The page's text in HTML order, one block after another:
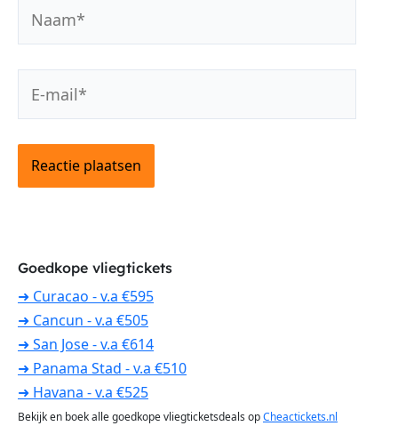
Goedkope vliegtickets
➜ Curacao - v.a €595
➜ Cancun - v.a €505
➜ San Jose - v.a €614
➜ Panama Stad - v.a €510
➜ Havana - v.a €525
Bekijk en boek alle goedkope vliegticketsdeals opCheactickets.nl
mail*